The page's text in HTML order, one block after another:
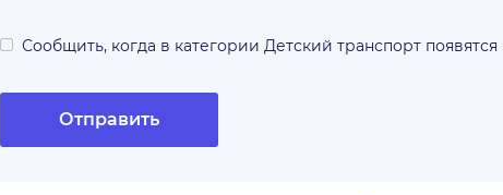
Сообщить, когда в категории Детский транспорт
Отправить